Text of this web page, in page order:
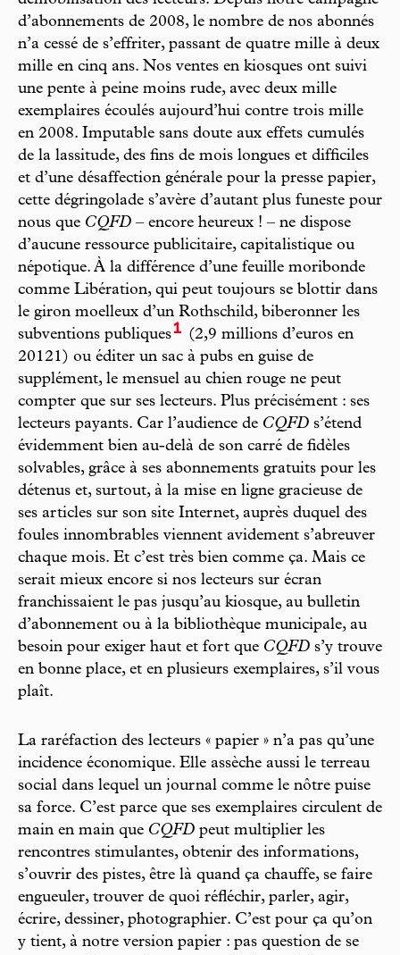
d’abonnements de 2008, le nombre de nos abonnés
n’a cessé de s’effriter, passant de quatre mille à deux
mille en cinq ans. Nos ventes en kiosques ont suivi
une pente à peine moins rude, avec deux mille
exemplaires écoulés aujourd’hui contre trois mille
en 2008. Imputable sans doute aux effets cumulés
de la lassitude, des fins de mois longues et difficiles
et d’une désaffection générale pour la presse papier,
cette dégringolade s’avère d’autant plus funeste pour
nous que CQFD – encore heureux ! – ne dispose
d’aucune ressource publicitaire, capitalistique ou
népotique. À la différence d’une feuille moribonde
comme Libération, qui peut toujours se blottir dans
le giron moelleux d’un Rothschild, biberonner les
subventions publiques1 (2,9 millions d’euros en
20121) ou éditer un sac à pubs en guise de
supplément, le mensuel au chien rouge ne peut
compter que sur ses lecteurs. Plus précisément : ses
lecteurs payants. Car l’audience de CQFD s’étend
évidemment bien au-delà de son carré de fidèles
solvables, grâce à ses abonnements gratuits pour les
détenus et, surtout, à la mise en ligne gracieuse de
ses articles sur son site Internet, auprès duquel des
foules innombrables viennent avidement s’abreuver
chaque mois. Et c’est très bien comme ça. Mais ce
serait mieux encore si nos lecteurs sur écran
franchissaient le pas jusqu’au kiosque, au bulletin
d’abonnement ou à la bibliothèque municipale, au
besoin pour exiger haut et fort que CQFD s’y trouve
en bonne place, et en plusieurs exemplaires, s’il vous
plaît.
La raréfaction des lecteurs « papier » n’a pas qu’une
incidence économique. Elle assèche aussi le terreau
social dans lequel un journal comme le nôtre puise
sa force. C’est parce que ses exemplaires circulent de
main en main que CQFD peut multiplier les
rencontres stimulantes, obtenir des informations,
s’ouvrir des pistes, être là quand ça chauffe, se faire
engueuler, trouver de quoi réfléchir, parler, agir,
écrire, dessiner, photographier. C’est pour ça qu’on
y tient, à notre version papier : pas question de se